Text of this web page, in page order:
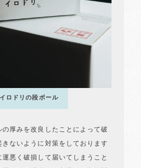
イロドリの段ボール
の厚みを改良したことによって破
きないように対策をしております
悪く破損して届いてしまうこと